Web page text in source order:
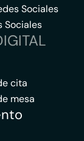
Sociales
Sociales
cita
mesa